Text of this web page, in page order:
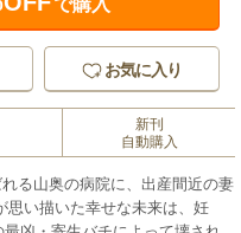
で購入
お気に入り
新刊
自動購入
る山奥の病院に、出産間近の妻
思い描いた幸せな未来は、妊